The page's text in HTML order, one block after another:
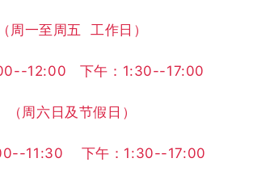
（周一至周五 工作日）
12:00 下午：1:30--17:00
（周六日及节假日）
11:30 下午：1:30--17:00